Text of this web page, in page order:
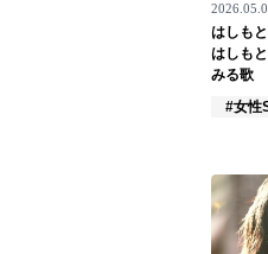
muevoクラウドファンディン
はしも
はしも
みる歌
#女性